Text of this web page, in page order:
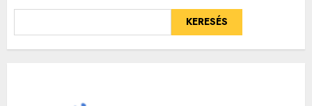
KERESÉS